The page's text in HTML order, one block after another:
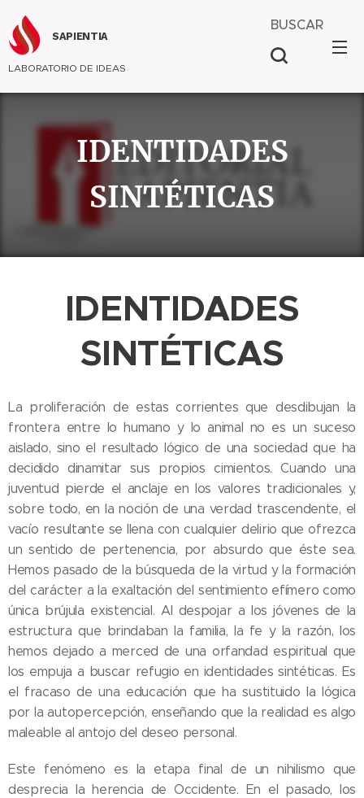
SAPIENTIA
LABORATORIO DE IDEAS
BUSCAR
IDENTIDADES
SINTÉTICAS
IDENTIDADES
SINTÉTICAS
La proliferación de estas corrientes que desdibujan la
frontera entre lo humano y lo animal no es un suceso
aislado, sino el resultado lógico de una sociedad que ha
decidido dinamitar sus propios cimientos. Cuando una
juventud pierde el anclaje en los valores tradicionales y,
sobre todo, en la noción de una verdad trascendente, el
vacío resultante se llena con cualquier delirio que ofrezca
un sentido de pertenencia, por absurdo que éste sea.
Hemos pasado de la búsqueda de la virtud y la formación
del carácter a la exaltación del sentimiento efímero como
única brújula existencial. Al despojar a los jóvenes de la
estructura que brindaban la familia, la fe y la razón, los
hemos dejado a merced de una orfandad espiritual que
los empuja a buscar refugio en identidades sintéticas. Es
el fracaso de una educación que ha sustituido la lógica
por la autopercepción, enseñando que la realidad es algo
maleable al antojo del deseo personal.
​Este fenómeno es la etapa final de un nihilismo que
desprecia la herencia de Occidente. En el pasado, los